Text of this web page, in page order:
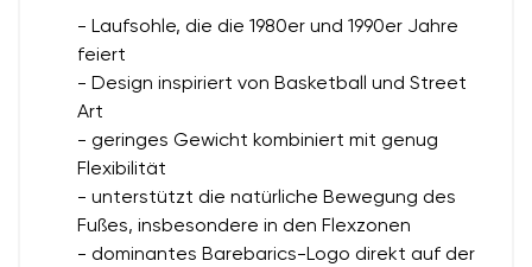
Bestätigen
- Laufsohle, die die 1980er und 1990er Jahre
feiert
- Design inspiriert von Basketball und Street
Art
- geringes Gewicht kombiniert mit genug
Flexibilität
- unterstützt die natürliche Bewegung des
Fußes, insbesondere in den Flexzonen
- dominantes Barebarics-Logo direkt auf der
Ich bin mit der Verarbeitung der eingegebenen
personenbezogenen Daten im Sinne vondieser
Bedingungen
einverstanden.
Bewertung
Ich bin mit der Verarbeitung der eingegebenen
personenbezogenen Daten im Sinne von
dieser
Bedingungen
einverstanden.